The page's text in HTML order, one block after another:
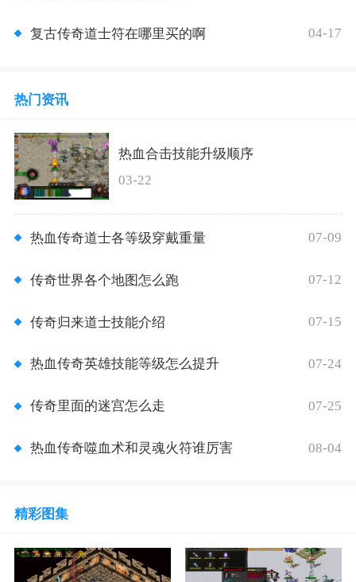
复古传奇道士符在哪里买的啊 04-17
热门资讯
热血合击技能升级顺序
03-22
热血传奇道士各等级穿戴重量 07-09
传奇世界各个地图怎么跑 07-12
传奇归来道士技能介绍 07-15
热血传奇英雄技能等级怎么提升 07-24
传奇里面的迷宫怎么走 07-25
热血传奇噬血术和灵魂火符谁厉害 08-04
精彩图集